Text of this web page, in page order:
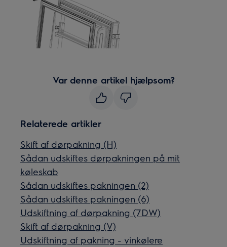
Var denne artikel hjælpsom?
Relaterede artikler
Skift af dørpakning (H)
Sådan udskiftes dørpakningen på mit
køleskab
Sådan udskiftes pakningen (2)
Sådan udskiftes pakningen (6)
Udskiftning af dørpakning (7DW)
Skift af dørpakning (V)
Udskiftning af pakning - vinkølere